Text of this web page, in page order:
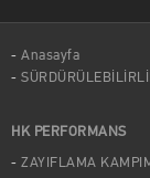
Anasayfa
HK PERFORMANS
ZAYIFLAMA